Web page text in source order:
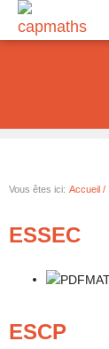
Aller
au
Vous êtes ici: Accueil /
ESSEC
ESCP